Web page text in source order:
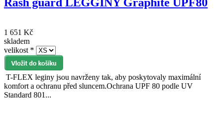
Rash guard LEGGINY Graphite UPF80
1 651 Kč
skladem
velikost *
T-FLEX leginy jsou navrženy tak, aby poskytovaly maximální
komfort a ochranu před sluncem.Ochrana UPF 80 podle UV
Standard 801...